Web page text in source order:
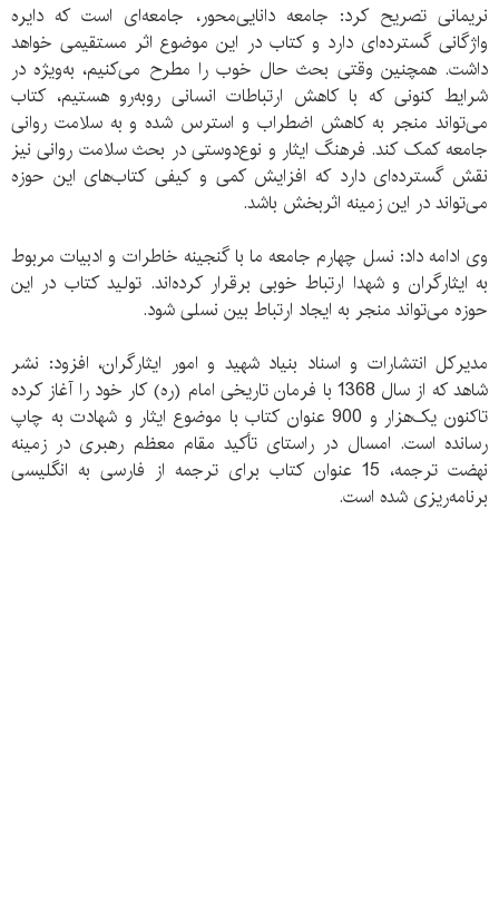
نریمانی تصریح کرد: جامعه دانایی‌محور، جامعه‌ای است که دایره
واژگانی گسترده‌ای دارد و کتاب در این موضوع اثر مستقیمی خواهد
داشت. همچنین وقتی بحث حال خوب را مطرح می‌کنیم، به‌ویژه در
شرایط کنونی که با کاهش ارتباطات انسانی روبه‌رو هستیم، کتاب
می‌تواند منجر به کاهش اضطراب و استرس شده و به سلامت روانی
جامعه کمک کند. فرهنگ ایثار و نوع‌دوستی در بحث سلامت روانی نیز
نقش گسترده‌ای دارد که افزایش کمی و کیفی کتاب‌های این حوزه
می‌تواند در این زمینه اثربخش باشد.
وی ادامه داد: نسل چهارم جامعه ما با گنجینه خاطرات و ادبیات مربوط
به ایثارگران و شهدا ارتباط خوبی برقرار کرده‌اند. تولید کتاب در این
حوزه می‌تواند منجر به ایجاد ارتباط بین نسلی شود.
مدیرکل انتشارات و اسناد بنیاد شهید و امور ایثارگران، افزود: نشر
شاهد که از سال 1368 با فرمان تاریخی امام (ره) کار خود را آغاز کرده
تاکنون یک‌هزار و 900 عنوان کتاب با موضوع ایثار و شهادت به چاپ
رسانده است. امسال در راستای تأکید مقام معظم رهبری در زمینه
نهضت ترجمه، 15 عنوان کتاب برای ترجمه از فارسی به انگلیسی
برنامه‌ریزی شده است.